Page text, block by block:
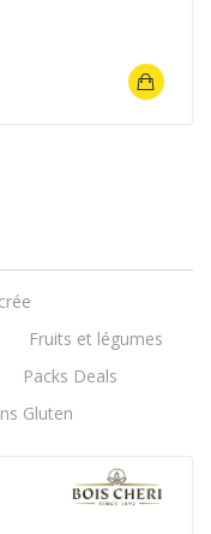
Fruits et légumes
Packs Deals
Gluten